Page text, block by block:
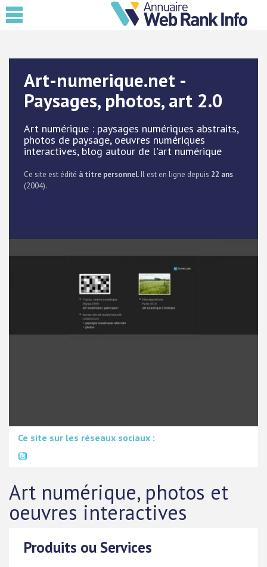
Art-numerique.net -
Paysages, photos, art 2.0
Art numérique : paysages numériques abstraits,
photos de paysage, oeuvres numériques
interactives, blog autour de l'art numérique
Ce site est édité à titre personnel. Il est en ligne depuis 22 ans
(2004).
Ce site sur les réseaux sociaux :
Art numérique, photos et
oeuvres interactives
Produits ou Services